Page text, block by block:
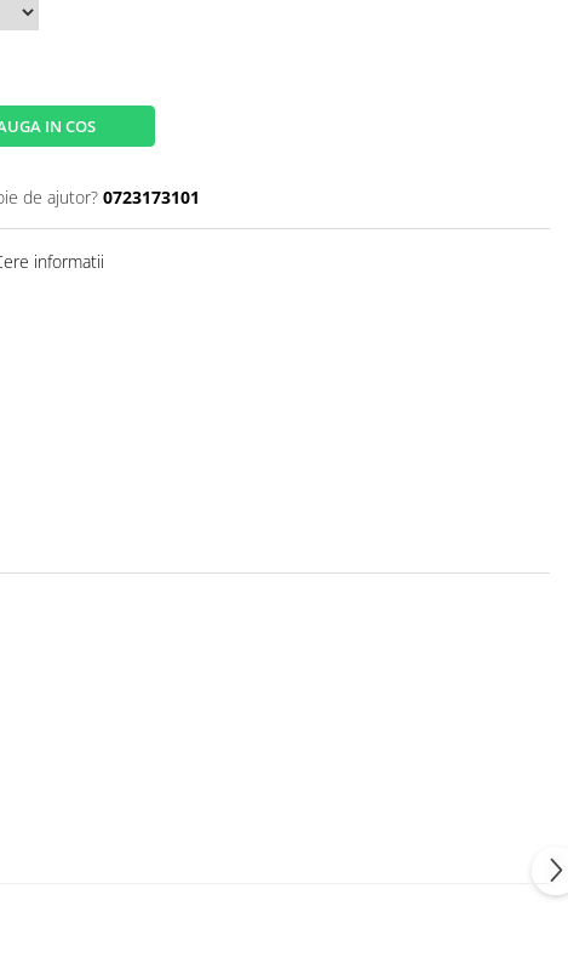
IN COS
de ajutor? 0723173101
informatii